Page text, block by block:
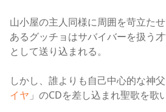
山小屋の主人同様に周囲を苛立た
あるグッチョはサバイバーを扱う
として送り込まれる。
しかし、誰よりも自己中心的な神
イヤ 」のCDを差し込まれ聖歌を歌